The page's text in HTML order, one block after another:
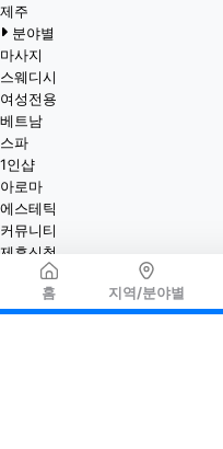
홈 지역/분야별
제주
분야별
마사지
스웨디시
여성전용
베트남
스파
1인샵
아로마
에스테틱
커뮤니티
제휴신청